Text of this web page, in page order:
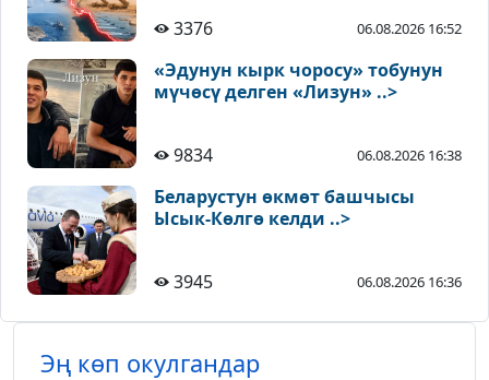
3376 06.08.2026 16:52
«Эдунун кырк чоросу» тобунун
мүчөсү делген «Лизун» ..>
9834 06.08.2026 16:38
Беларустун өкмөт башчысы
Ысык-Көлгө келди ..>
3945 06.08.2026 16:36
Эң көп окулгандар